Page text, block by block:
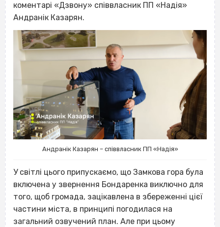
коментарі «Дзвону» співвласник ПП «Надія»
Андранік Казарян.
Андранік Казарян – співвласник ПП «Надія»
У світлі цього припускаємо, що Замкова гора була
включена у звернення Бондаренка виключно для
того, щоб громада, зацікавлена в збереженні цієї
частини міста, в принципі погодилася на
загальний озвучений план. Але при цьому